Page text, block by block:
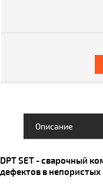
Описание
DPT SET - сварочный
дефектов в